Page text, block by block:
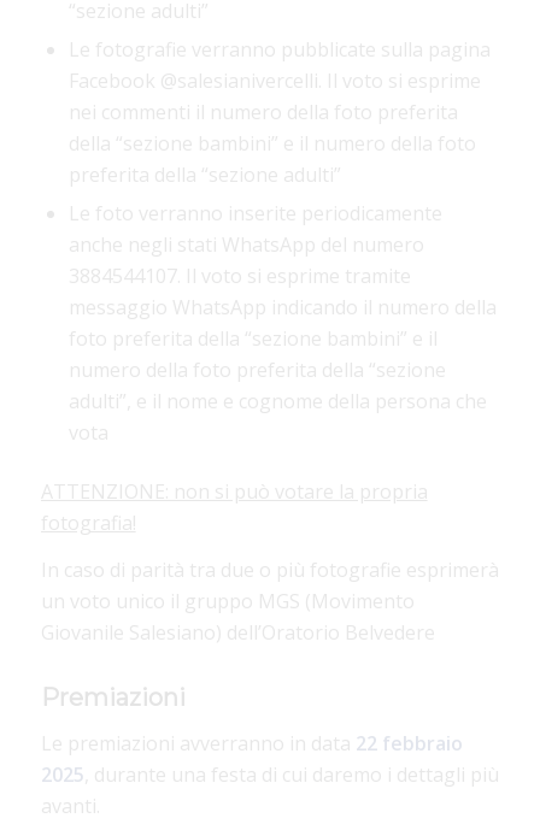
“sezione adulti”
Le fotografie verranno pubblicate sulla pagina
Facebook @salesianivercelli. Il voto si esprime
nei commenti il numero della foto preferita
della “sezione bambini” e il numero della foto
preferita della “sezione adulti”
Le foto verranno inserite periodicamente
anche negli stati WhatsApp del numero
3884544107. Il voto si esprime tramite
messaggio WhatsApp indicando il numero della
foto preferita della “sezione bambini” e il
numero della foto preferita della “sezione
adulti”, e il nome e cognome della persona che
vota
ATTENZIONE: non si può votare la propria
fotografia!
In caso di parità tra due o più fotografie esprimerà
un voto unico il gruppo MGS (Movimento
Giovanile Salesiano) dell’Oratorio Belvedere
Premiazioni
Le premiazioni avverranno in data 22 febbraio
2025 , durante una festa di cui daremo i dettagli più
avanti.